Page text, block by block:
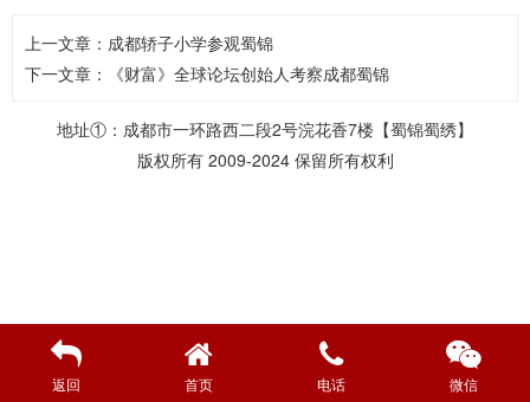
上一文章： 成都轿子小学参观蜀锦
下一文章：
《财富》全球论坛创始人考察成都蜀锦
地址①：成都市一环路西二段2号浣花香7楼【蜀锦蜀绣】
版权所有 2009-2024 保留所有权利
返回 首页 电话 微信